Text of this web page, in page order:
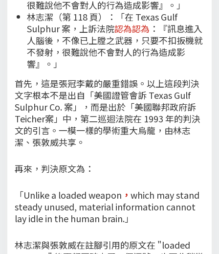
很難說他不會對人的行為造成影響』。」
林志潔（第 118 頁）：「在 Texas Gulf
Sulphur 案，上訴法院認為認為 ：『訊息進入
人腦後，不像已上膛之武器，只要不扣扳機就
不發射，很難說他不會對人的行為造成影
響』。」
首先，這是張冠李戴的嚴重錯誤。以上這段判決
文字根本不是出自「美國證管會訴 Texas Gulf
Sulphur Co. 案」，而是出於「美國聯邦政府訴
Teicher案」中，第二巡迴法院在 1993 年的判決
文的引言。一模一樣的學術重大烏龍，由林志
潔、張敦威共享。
再來，判決原文為：
「Unlike a loaded weapon ， which may stand
steady unused, material information cannot
lay idle in the human brain.」
林志潔與張敦威在註腳引用的原文在 "loaded